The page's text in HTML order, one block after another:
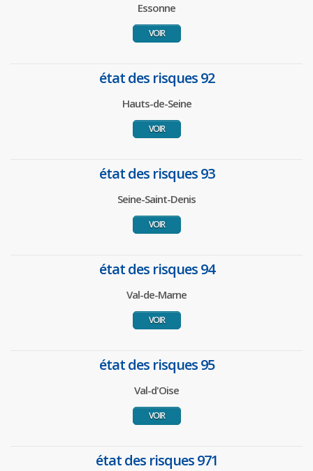
Essonne
VOIR
état des risques 92
Hauts-de-Seine
VOIR
état des risques 93
Seine-Saint-Denis
VOIR
état des risques 94
Val-de-Marne
VOIR
état des risques 95
Val-d'Oise
VOIR
état des risques 971